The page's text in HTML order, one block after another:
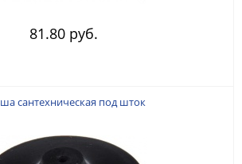
81.80 руб.
сантехническая под шток